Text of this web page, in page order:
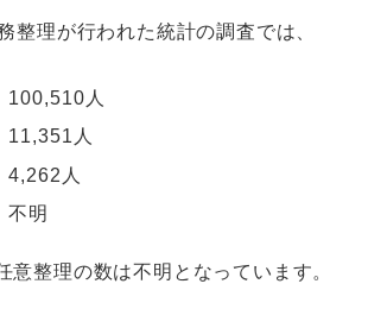
整理が行われた統計の調査では、
100,510人
11,351人
4,262人
不明
意整理の数は不明となっています。